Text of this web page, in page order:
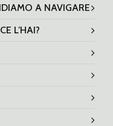
A NAVIGARE
L’HAI?